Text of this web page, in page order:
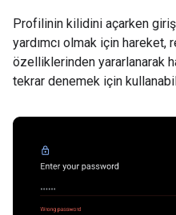
Profilinin kilidini açarken giriş
yardımcı olmak için hareket,
özelliklerinden yararlanarak
tekrar denemek için